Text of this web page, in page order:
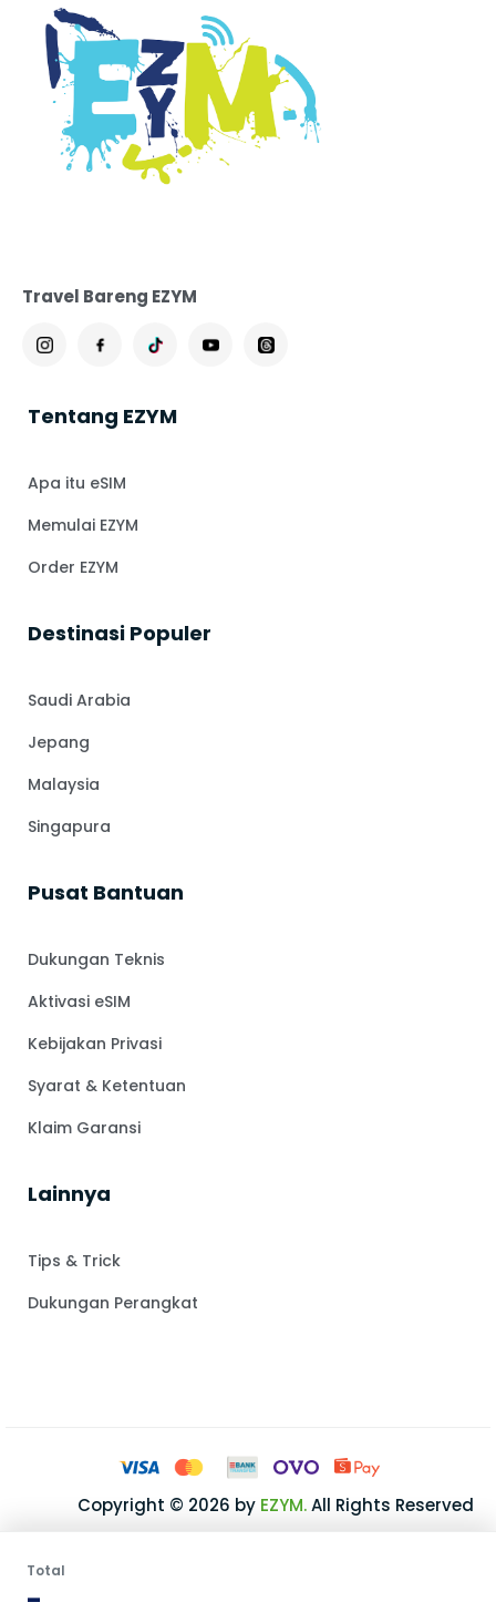
Total
-
Travel Bareng EZYM
Tentang EZYM
Apa itu eSIM
Memulai EZYM
Order EZYM
⁠Destinasi Populer
Saudi Arabia
Jepang
Malaysia
Singapura
Pusat Bantuan
Dukungan Teknis
Aktivasi eSIM
Kebijakan Privasi
Syarat & Ketentuan
Klaim Garansi
Lainnya
Tips & Trick
Dukungan Perangkat
Copyright © 2026 by EZYM.All Rights Reserved